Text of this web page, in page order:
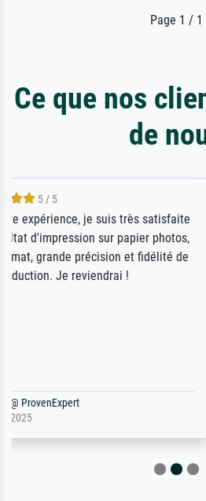
Page 1 / 1
Ce que nos
de
ik beoordeel Meisterdrucke
Door de 69505 beschikbare
scrollen is echter
stoppen begint het weer
philip